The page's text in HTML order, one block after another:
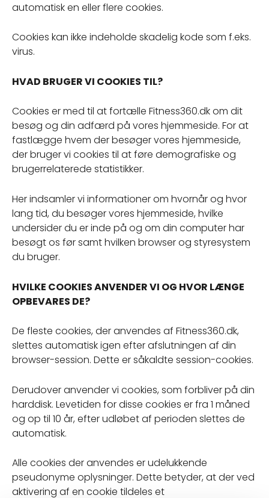
automatisk en eller flere cookies.
Cookies kan ikke indeholde skadelig kode som f.eks.
virus.
HVAD BRUGER VI COOKIES TIL?
Cookies er med til at fortælle Fitness360.dk om dit
besøg og din adfærd på vores hjemmeside. For at
fastlægge hvem der besøger vores hjemmeside,
der bruger vi cookies til at føre demografiske og
brugerrelaterede statistikker.
Her indsamler vi informationer om hvornår og hvor
lang tid, du besøger vores hjemmeside, hvilke
undersider du er inde på og om din computer har
besøgt os før samt hvilken browser og styresystem
du bruger.
HVILKE COOKIES ANVENDER VI OG HVOR LÆNGE
OPBEVARES DE?
De fleste cookies, der anvendes af Fitness360.dk,
slettes automatisk igen efter afslutningen af din
browser-session. Dette er såkaldte session-cookies.
Derudover anvender vi cookies, som forbliver på din
harddisk. Levetiden for disse cookies er fra 1 måned
og op til 10 år, efter udløbet af perioden slettes de
automatisk.
Alle cookies der anvendes er udelukkende
pseudonyme oplysninger. Dette betyder, at der ved
aktivering af en cookie tildeles et